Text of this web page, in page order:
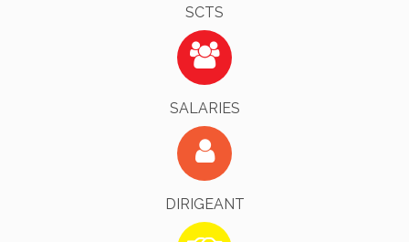
SCTS
SALARIES
Identifiez-Vous !
EN SAVOIR PLUS
DIRIGEANT
Identifiez-Vous !
EN SAVOIR PLUS
L’AGS - Nos Avocats Partenaires